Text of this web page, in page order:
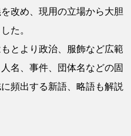
改め、現用の立場から大胆
た。
とより政治、服飾など広範
名、事件、団体名などの固
頻出する新語、略語も解説